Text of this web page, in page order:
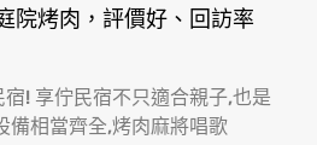
院烤肉，評價好、回訪率
! 享佇民宿不只適合親子,也是
備相當齊全,烤肉麻將唱歌